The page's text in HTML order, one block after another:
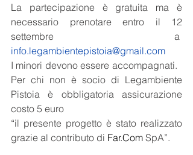
La partecipazione è gratuita ma è
necessario prenotare entro il 12
info.legambientepistoia@gmail.com
I minori devono essere accompagnati.
Per chi non è socio di Legambiente
Pistoia è obbligatoria assicurazione
costo 5 euro
“il presente progetto è stato realizzato
grazie al contributo di Far.Com SpA”.